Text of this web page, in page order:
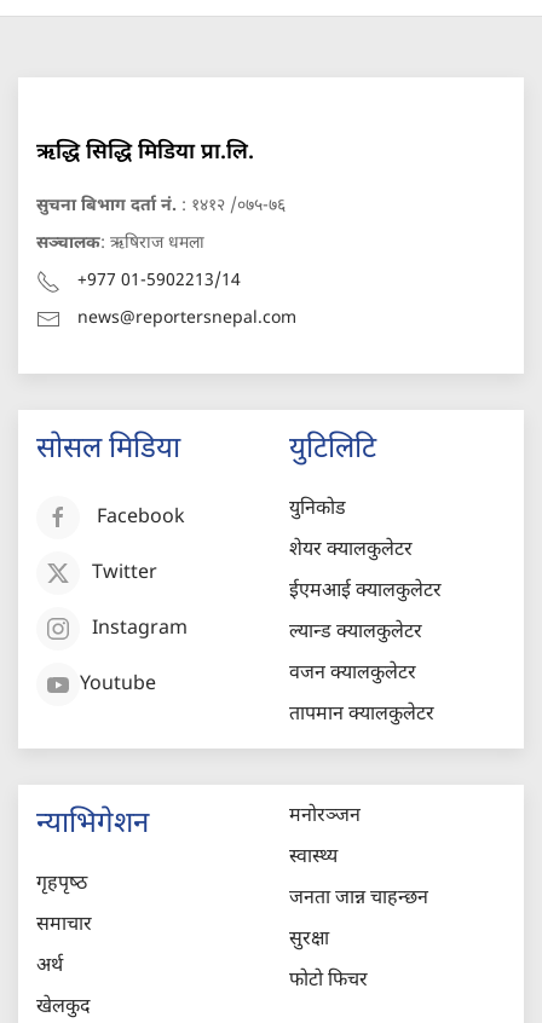
ऋद्धि सिद्धि मिडिया प्रा.लि.
सुचना बिभाग दर्ता नं. : १४१२ /०७५-७६
सञ्चालक: ऋषिराज धमला
+977 01-5902213/14
news@reportersnepal.com
सोसल मिडिया
Facebook
Twitter
Instagram
Youtube
युटिलिटि
युनिकोड
शेयर क्यालकुलेटर
ईएमआई क्यालकुलेटर
ल्यान्ड क्यालकुलेटर
वजन क्यालकुलेटर
तापमान क्यालकुलेटर
न्याभिगेशन
गृहपृष्‍ठ
समाचार
अर्थ
खेलकुद
मनोरञ्जन
स्वास्थ्य
जनता जान्न चाहन्छन
सुरक्षा
फोटो फिचर